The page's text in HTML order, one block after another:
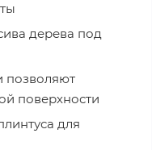
дерева под
позволяют
поверхности
для